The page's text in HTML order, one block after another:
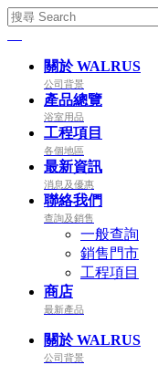
關於 WALRUS
公司背景
產品總覽
浴室用品
工程項目
各個地區
最新資訊
消息及優惠
聯絡我們
查詢及銷售
一般查詢
銷售門市
工程項目
商店
最新產品
關於 WALRUS
公司背景